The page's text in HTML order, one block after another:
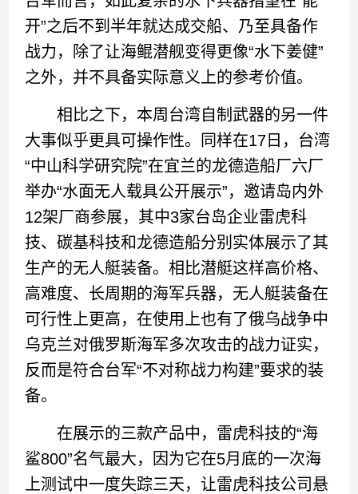
开”之后不到半年就达成交船、乃至具备作
战力，除了让海鲲潜舰变得更像“水下姜健”
之外，并不具备实际意义上的参考价值。
相比之下，本周台湾自制武器的另一件
大事似乎更具可操作性。同样在17日，台湾
“中山科学研究院”在宜兰的龙德造船厂六厂
举办“水面无人载具公开展示”，邀请岛内外
12架厂商参展，其中3家台岛企业雷虎科
技、碳基科技和龙德造船分别实体展示了其
生产的无人艇装备。相比潜艇这样高价格、
高难度、长周期的海军兵器，无人艇装备在
可行性上更高，在使用上也有了俄乌战争中
乌克兰对俄罗斯海军多次攻击的战力证实，
反而是符合台军“不对称战力构建”要求的装
备。
在展示的三款产品中，雷虎科技的“海
鲨800”名气最大，因为它在5月底的一次海
上测试中一度失踪三天，让雷虎科技公司悬